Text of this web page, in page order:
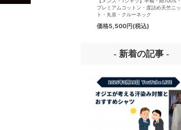
プレミアムコットン・度詰め天竺ニッ
ト・丸首・クルーネック
価格5,500円(税込)
- 新着の記事 -